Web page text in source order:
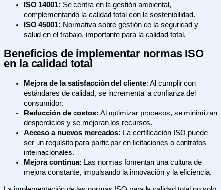
ISO 14001: Se centra en la gestión ambiental,
complementando la calidad total con la sostenibilidad.
ISO 45001: Normativa sobre gestión de la seguridad y
salud en el trabajo, importante para la calidad total.
Beneficios de implementar normas ISO
en la calidad total
Mejora de la satisfacción del cliente: Al cumplir con
estándares de calidad, se incrementa la confianza del
consumidor.
Reducción de costos: Al optimizar procesos, se minimizan
desperdicios y se mejoran los recursos.
Acceso a nuevos mercados: La certificación ISO puede
ser un requisito para participar en licitaciones o contratos
internacionales.
Mejora continua: Las normas fomentan una cultura de
mejora constante, impulsando la innovación y la eficiencia.